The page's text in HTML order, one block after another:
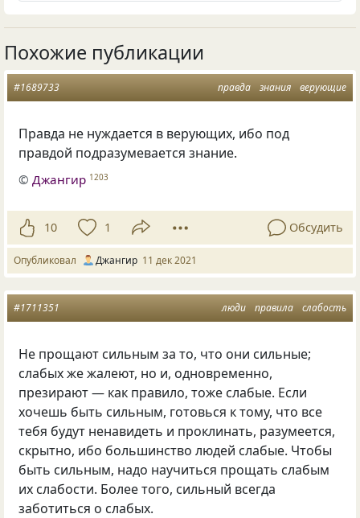
Похожие публикации
правда знания верующие
#1689733
Правда не нуждается в верующих, ибо под
правдой подразумевается знание.
© Джангир 1203
10 1 Обсудить
Опубликовал Джангир 11 дек 2021
люди правила слабость
#1711351
Не прощают сильным за то, что они сильные;
слабых же жалеют, но и, одновременно,
презирают — как правило, тоже слабые. Если
хочешь быть сильным, готовься к тому, что все
тебя будут ненавидеть и проклинать, разумеется,
скрытно, ибо большинство людей слабые. Чтобы
быть сильным, надо научиться прощать слабым
их слабости. Более того, сильный всегда
заботиться о слабых.